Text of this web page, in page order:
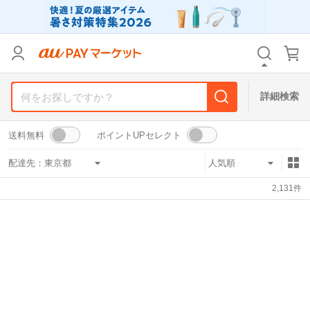
詳細検索
送料無料 ポイントUPセレクト
配達先：
2,131件
カテゴリ すべて
すべて
支払い方法 すべて
その他の条件
カテゴリ すべて
すべて
支払い方法 すべて
その他の条件